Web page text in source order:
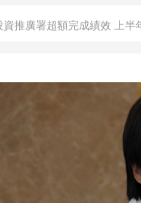
資推廣署超額完成績效 上半
熱潮席捲香港！帶
國足協為性賄賂醜聞正式致
熱帶氣旋白海豚影響 香港部
朗普宣布：向關鍵礦產和電